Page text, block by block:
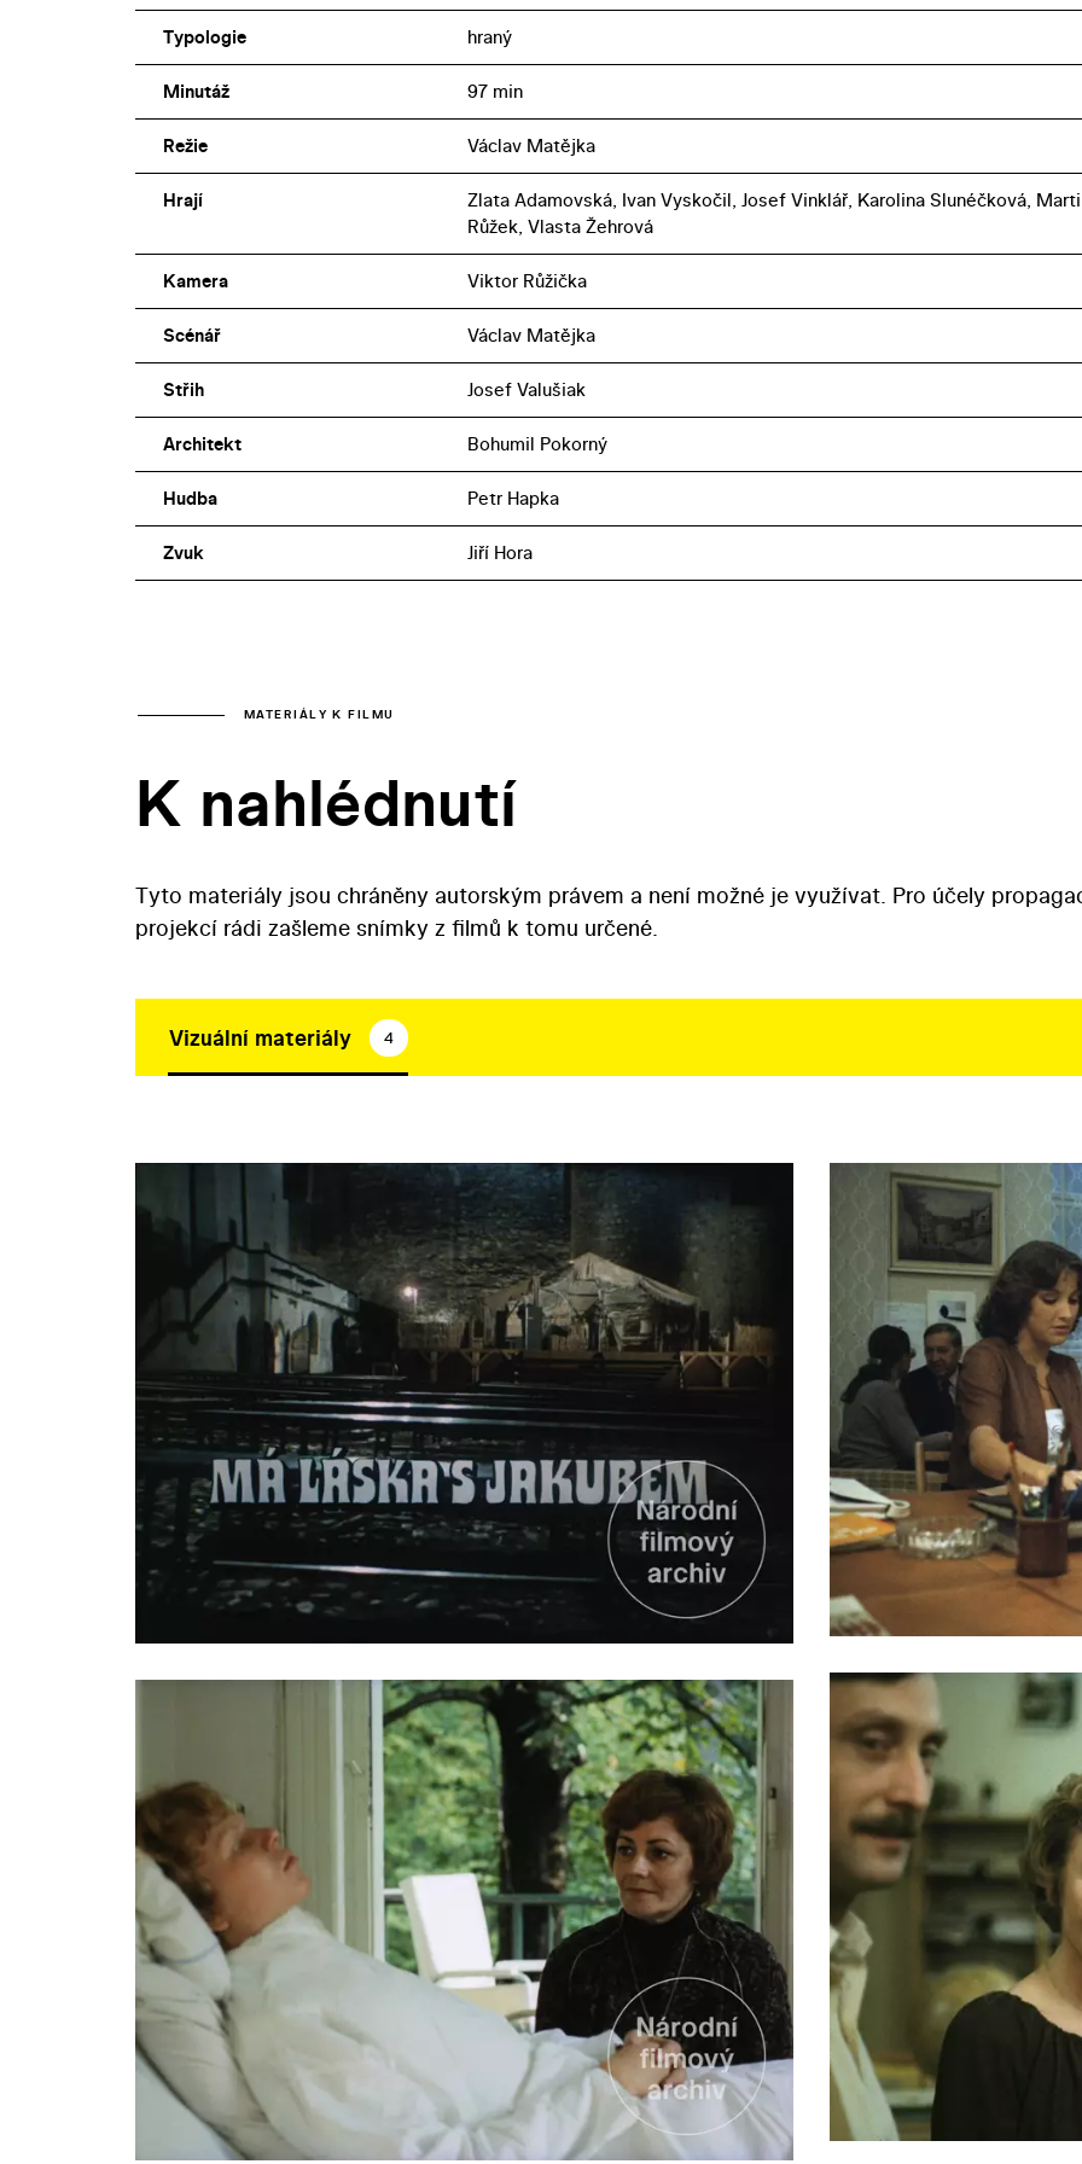
Typologie hraný
Minutáž 97 min
Režie Václav Matějka
Hrají
Zlata Adamovská, Ivan Vyskočil, Josef Vinklář, Karolina Slunéčková,
Růžek, Vlasta Žehrová
Kamera Viktor Růžička
Scénář Václav Matějka
Střih Josef Valušiak
Architekt Bohumil Pokorný
Hudba Petr Hapka
Zvuk Jiří Hora
MATERIÁLY K FILMU
K nahlédnutí
Tyto materiály jsou chráněny autorským právem a není možné je využívat. Pro účely
projekcí rádi zašleme snímky z filmů k tomu určené.
Vizuální materiály 4